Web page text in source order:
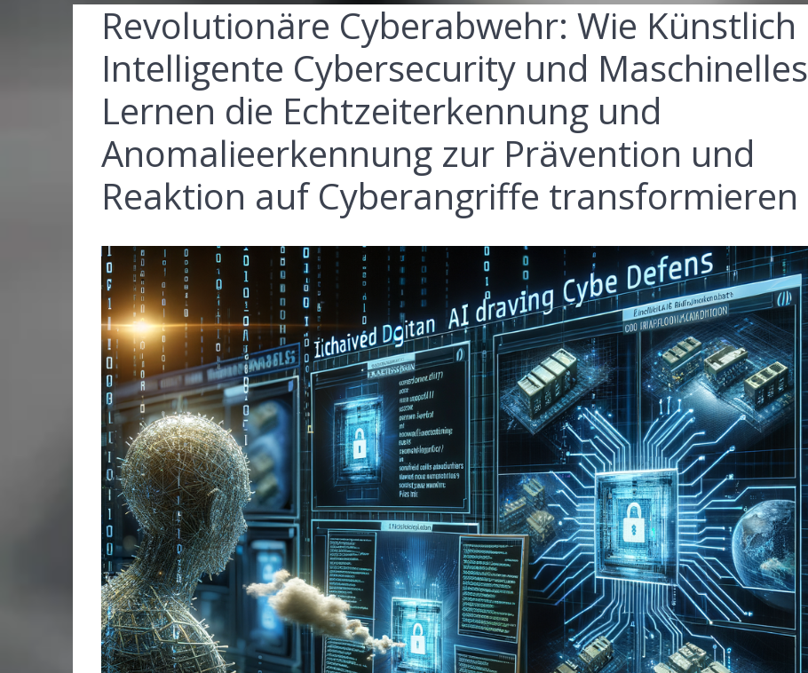
Revolutionäre Cyberabwehr: Wie Künstlich
Intelligente Cybersecurity und Maschinelles
Lernen die Echtzeiterkennung und
Anomalieerkennung zur Prävention und
Reaktion auf Cyberangriffe transformieren